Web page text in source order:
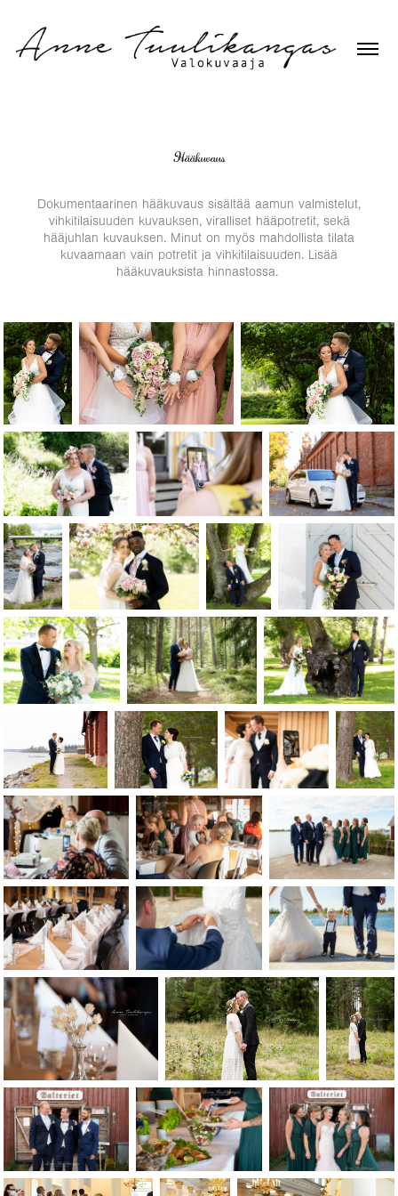
Hääkuvaus
Dokumentaarinen hääkuvaus sisältää aamun valmistelut,
vihkitilaisuuden kuvauksen, viralliset hääpotretit, sekä
hääjuhlan kuvauksen. Minut on myös mahdollista tilata
kuvaamaan vain potretit ja vihkitilaisuuden. Lisää
hääkuvauksista hinnastossa.